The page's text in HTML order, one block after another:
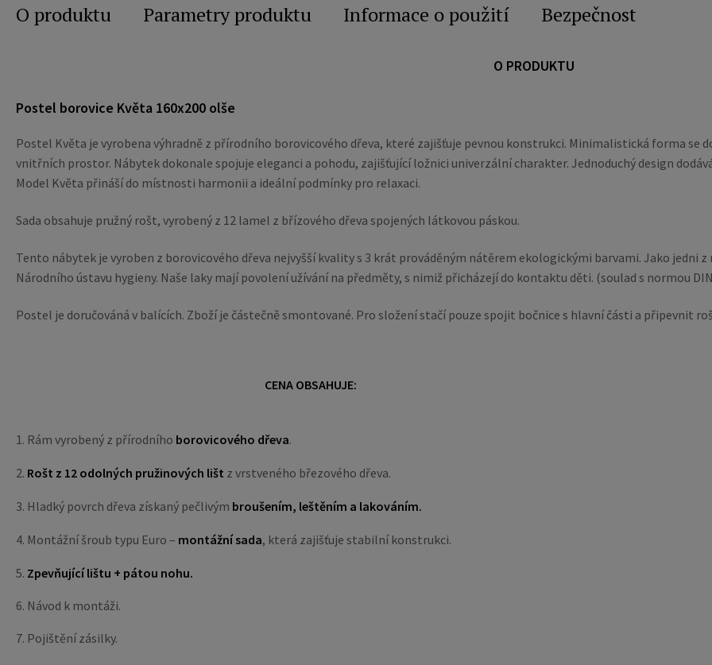
O produktu Parametry produktu Informace o použití Bezpečnost
O PRODUKTU
Postel borovice Květa 160x200 olše
Postel Květa je vyrobena výhradně z přírodního borovicového dřeva, které zajišťuje pevnou konstrukci. Minimalistická forma se
vnitřních prostor. Nábytek dokonale spojuje eleganci a pohodu, zajišťující ložnici univerzální charakter. Jednoduchý design
Model Květa přináší do místnosti harmonii a ideální podmínky pro relaxaci.
Sada obsahuje pružný rošt, vyrobený z 12 lamel z břízového dřeva spojených látkovou páskou.
Tento nábytek je vyroben z borovicového dřeva nejvyšší kvality s 3 krát prováděným nátěrem ekologickými barvami. Jako jedni
Národního ústavu hygieny. Naše laky mají povolení užívání na předměty, s nimiž přicházejí do kontaktu děti. (soulad s normou DIN
Postel je doručováná v balících. Zboží je částečně smontované. Pro složení stačí pouze spojit bočnice s hlavní části a připevnit
CENA OBSAHUJE:
1. Rám vyrobený z přírodního borovicového dřeva.
2. Rošt z 12 odolných pružinových lišt z vrstveného březového dřeva.
3. Hladký povrch dřeva získaný pečlivým broušením, leštěním a lakováním.
4. Montážní šroub typu Euro – montážní sada, která zajišťuje stabilní konstrukci.
5. Zpevňující lištu + pátou nohu.
6. Návod k montáži.
7. Pojištění zásilky.